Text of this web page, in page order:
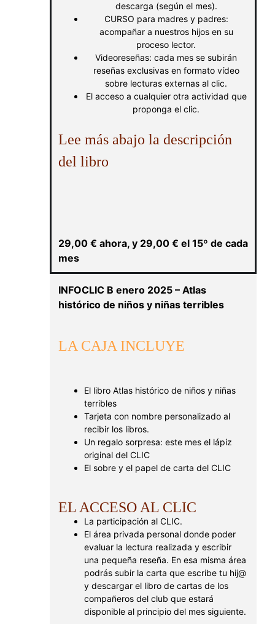
descarga (según el mes).
CURSO para madres y padres:
acompañar a nuestros hijos en su
proceso lector.
Videoreseñas: cada mes se subirán
reseñas exclusivas en formato vídeo
sobre lecturas externas al clic.
El acceso a cualquier otra actividad que
proponga el clic.
Lee más abajo la descripción
del libro
29,00 € ahora, y 29,00 € el 15º de cada
mes
INFOCLIC B enero 2025 – Atlas
histórico de niños y niñas terribles
LA CAJA INCLUYE
El libro Atlas histórico de niños y niñas
terribles
Tarjeta con nombre personalizado al
recibir los libros.
Un regalo sorpresa: este mes el lápiz
original del CLIC
El sobre y el papel de carta del CLIC
EL ACCESO AL CLIC
La participación al CLIC.
El área privada personal donde poder
evaluar la lectura realizada y escribir
una pequeña reseña. En esa misma área
podrás subir la carta que escribe tu hij@
y descargar el libro de cartas de los
compañeros del club que estará
disponible al principio del mes siguiente.